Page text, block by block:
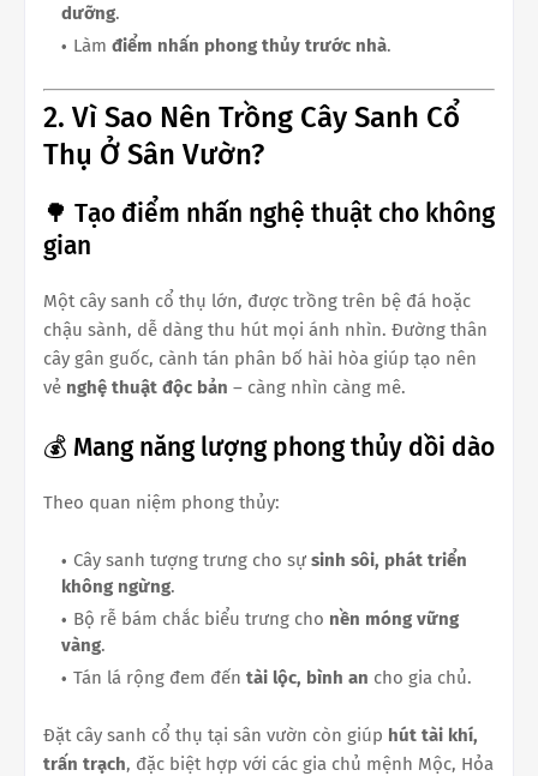
dưỡng.
Làm điểm nhấn phong thủy trước nhà.
2. Vì Sao Nên Trồng Cây Sanh Cổ
Thụ Ở Sân Vườn?
🌳 Tạo điểm nhấn nghệ thuật cho không
gian
Một cây sanh cổ thụ lớn, được trồng trên bệ đá hoặc
chậu sành, dễ dàng thu hút mọi ánh nhìn. Đường thân
cây gân guốc, cành tán phân bố hài hòa giúp tạo nên
vẻ nghệ thuật độc bản – càng nhìn càng mê.
💰 Mang năng lượng phong thủy dồi dào
Theo quan niệm phong thủy:
Cây sanh tượng trưng cho sự sinh sôi, phát triển
không ngừng.
Bộ rễ bám chắc biểu trưng cho nền móng vững
vàng.
Tán lá rộng đem đến tài lộc, bình an cho gia chủ.
Đặt cây sanh cổ thụ tại sân vườn còn giúp hút tài khí,
trấn trạch, đặc biệt hợp với các gia chủ mệnh Mộc, Hỏa